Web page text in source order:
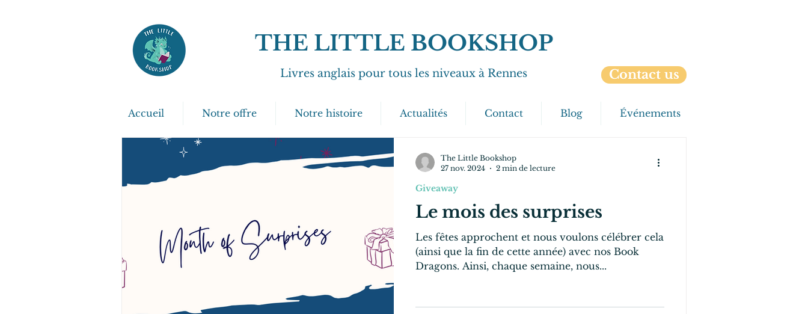
THE LITTLE BOOKSHOP
Livres anglais pour tous les niveaux à Rennes Contact us
Accueil Notre offre Notre histoire Actualités Contact Blog Événements
Le mois des surprises
Les fêtes approchent et nous voulons célébrer cela
(ainsi que la fin de cette année) avec nos Book
Dragons. Ainsi, chaque semaine, nous...
Giveaway
The Little Bookshop
27 nov. 2024
2 min de lecture